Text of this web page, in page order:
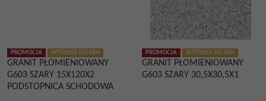
PROMOCJA WYSYŁKA DO 48H
GRANIT PŁOMIENIOWANY
G603 SZARY 15X120X2
PODSTOPNICA SCHODOWA
PROMOCJA WYSYŁKA DO 48H
GRANIT PŁOMIENIOWANY
G603 SZARY 30,5X30,5X1